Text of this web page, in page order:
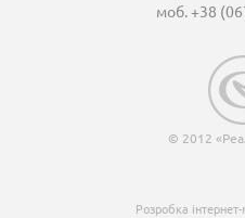
моб. +38
© 2012
Розробка